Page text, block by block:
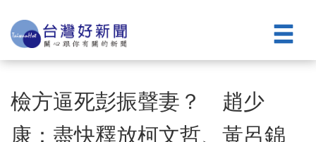
檢方逼死彭振聲妻？ 趙少
康：盡快釋放柯文哲、黃呂錦